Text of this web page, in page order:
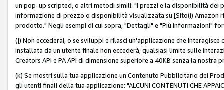
un pop-up scripted, o altri metodi simili: "I prezzi e la disponibilità
informazione di prezzo o disponibilità visualizzata su [Sito(i)
prodotto." Negli esempi di cui sopra, "Dettagli" e "Più informazioni"
(j) Non eccederai, o se sviluppi e rilasci un'applicazione che interagisce
installata da un utente finale non eccederà, qualsiasi limite sulle
Creators API e PA API di dimensione superiore a 40KB senza la nostra
(k) Se mostri sulla tua applicazione un Contenuto Pubblicitario dei
gli utenti finali della tua applicazione: "ALCUNI CONTENUTI CHE